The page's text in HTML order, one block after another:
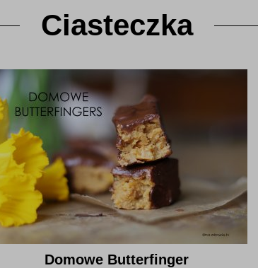
Ciasteczka
Domowe Butterfinger